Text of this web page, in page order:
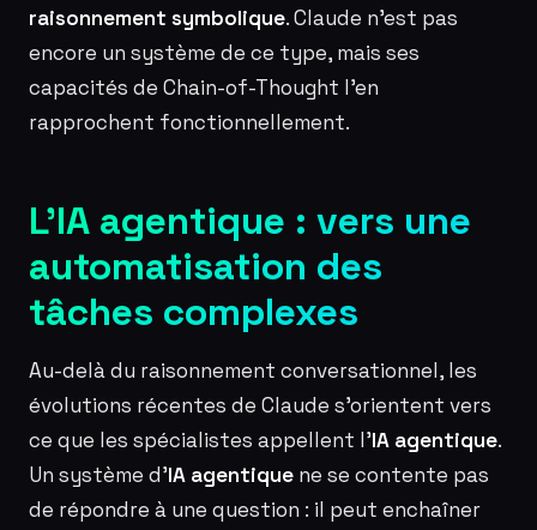
raisonnement symbolique. Claude n’est pas
encore un système de ce type, mais ses
capacités de Chain-of-Thought l’en
rapprochent fonctionnellement.
L’IA agentique : vers une
automatisation des
tâches complexes
Au-delà du raisonnement conversationnel, les
évolutions récentes de Claude s’orientent vers
ce que les spécialistes appellent l’IA agentique.
Un système d’IA agentique ne se contente pas
de répondre à une question : il peut enchaîner